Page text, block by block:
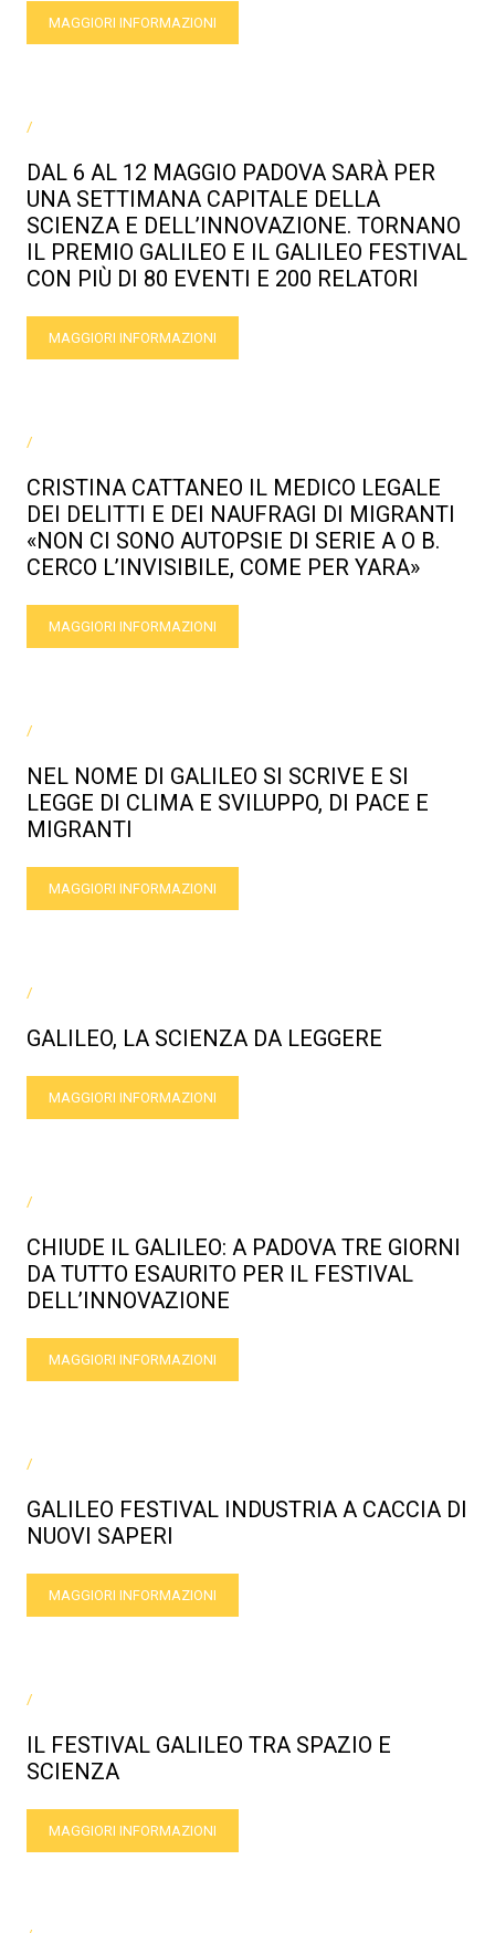
MAGGIORI INFORMAZIONI
/
DAL 6 AL 12 MAGGIO PADOVA SARÀ PER
UNA SETTIMANA CAPITALE DELLA
SCIENZA E DELL’INNOVAZIONE. TORNANO
IL PREMIO GALILEO E IL GALILEO FESTIVAL
CON PIÙ DI 80 EVENTI E 200 RELATORI
MAGGIORI INFORMAZIONI
/
CRISTINA CATTANEO IL MEDICO LEGALE
DEI DELITTI E DEI NAUFRAGI DI MIGRANTI
«NON CI SONO AUTOPSIE DI SERIE A O B.
CERCO L’INVISIBILE, COME PER YARA»
MAGGIORI INFORMAZIONI
/
NEL NOME DI GALILEO SI SCRIVE E SI
LEGGE DI CLIMA E SVILUPPO, DI PACE E
MIGRANTI
MAGGIORI INFORMAZIONI
/
GALILEO, LA SCIENZA DA LEGGERE
MAGGIORI INFORMAZIONI
/
CHIUDE IL GALILEO: A PADOVA TRE GIORNI
DA TUTTO ESAURITO PER IL FESTIVAL
DELL’INNOVAZIONE
MAGGIORI INFORMAZIONI
/
GALILEO FESTIVAL INDUSTRIA A CACCIA DI
NUOVI SAPERI
MAGGIORI INFORMAZIONI
/
IL FESTIVAL GALILEO TRA SPAZIO E
SCIENZA
MAGGIORI INFORMAZIONI